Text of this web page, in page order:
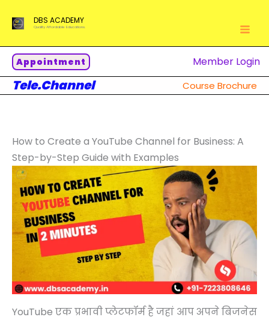
DBS ACADEMY
Quality Affordable Educations.
Appointment Member Login
Tele.Channel Course Brochure
How to Create a YouTube Channel for Business: A
Step-by-Step Guide with Examples
YouTube एक प्रभावी प्लेटफॉर्म है जहां आप अपने बिजनेस